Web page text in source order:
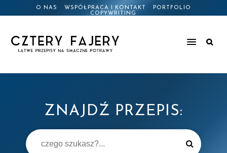
O NAS WSPÓŁPRACA I KONTAKT
PORTFOLIO
COPYWRITING
ZNAJDŹ PRZEPIS: